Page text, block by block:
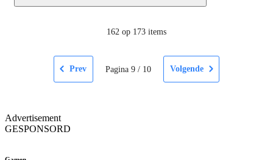
162 op 173 items
Prev Pagina 9 / 10 Volgende
Advertisement
GESPONSORD